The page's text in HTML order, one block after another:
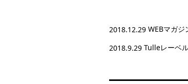
2018.12.29 WEBマガ
2018.9.29 Tulleレーベ